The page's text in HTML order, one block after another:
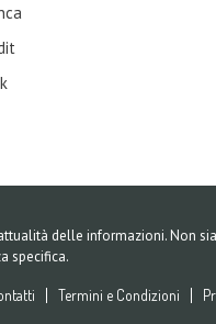
delle informazioni. Non
specifica.
Termini e Condizioni